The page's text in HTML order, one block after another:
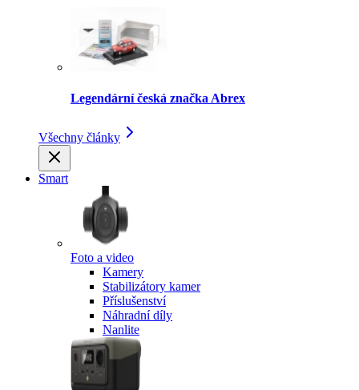
Legendární česká značka Abrex
Všechny články
Smart
Foto a video
Kamery
Stabilizátory kamer
Příslušenství
Náhradní díly
Nanlite